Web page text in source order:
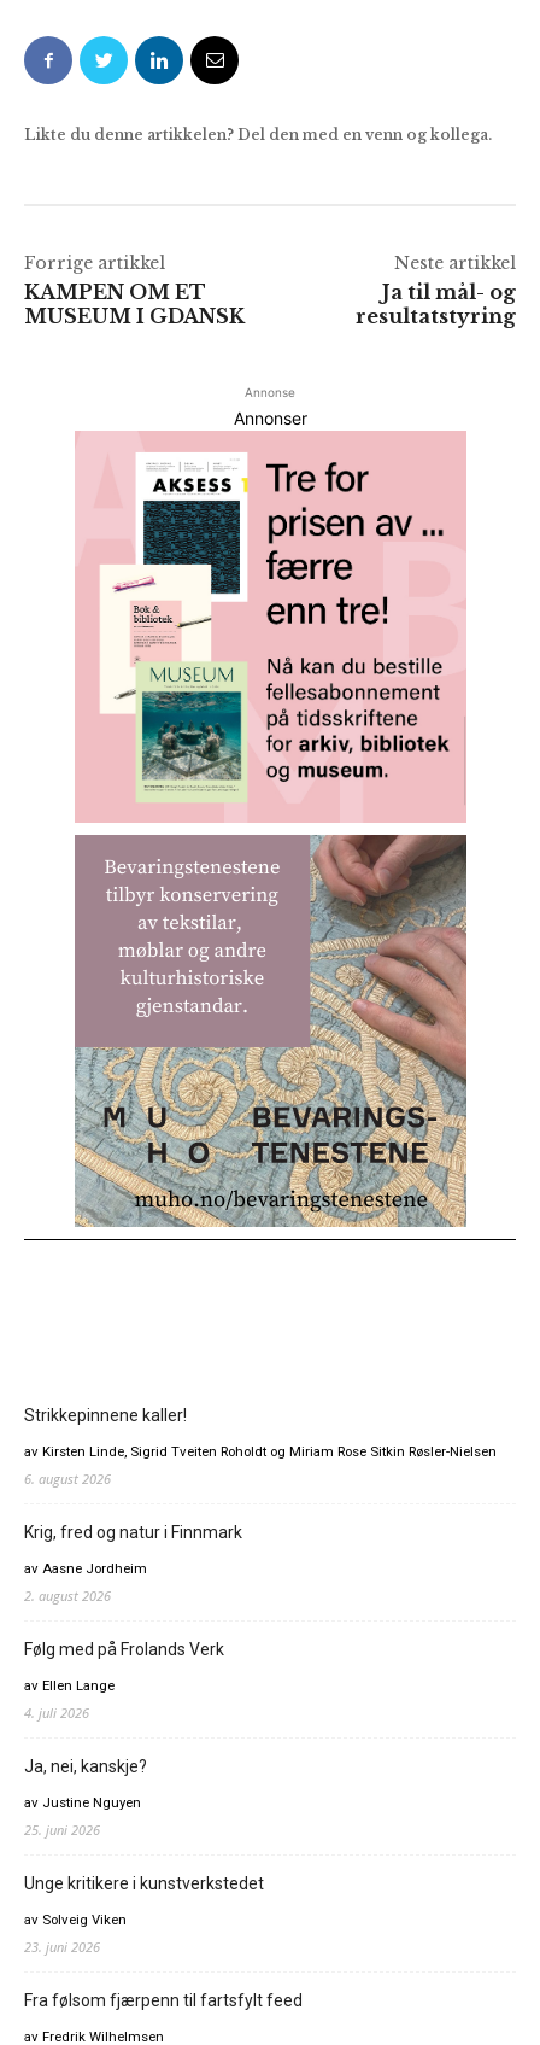
Likte du denne artikkelen? Del den med en venn og kollega.
Forrige artikkel
KAMPEN OM ET
MUSEUM I GDANSK
Neste artikkel
Ja til mål- og
resultatstyring
Annonse
Annonser
Strikkepinnene kaller!
av Kirsten Linde, Sigrid Tveiten Roholdt og Miriam Rose Sitkin Røsler-Nielsen
6. august 2026
Krig, fred og natur i Finnmark
av Aasne Jordheim
2. august 2026
Følg med på Frolands Verk
av Ellen Lange
4. juli 2026
Ja, nei, kanskje?
av Justine Nguyen
25. juni 2026
Unge kritikere i kunstverkstedet
av Solveig Viken
23. juni 2026
Fra følsom fjærpenn til fartsfylt feed
av Fredrik Wilhelmsen